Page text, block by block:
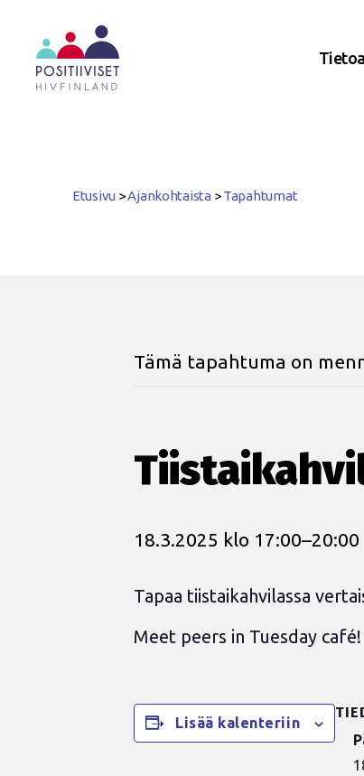
Tietoa
Etusivu >Ajankohtaista >Tapahtumat
Tämä tapahtuma on
18.3.2025 klo 17:00–20:00
Tapaa tiistaikahvilassa
Meet peers in Tuesday
Lisää kalenteriin